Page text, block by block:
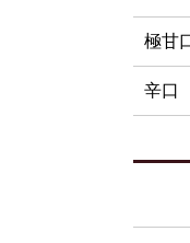
極甘
辛口